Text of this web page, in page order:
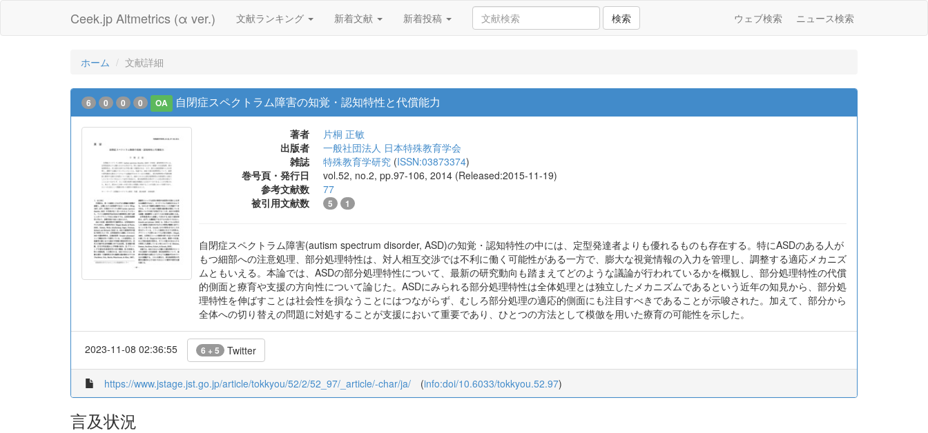
Ceek.jp Altmetrics (α ver.) 文献ランキング 新着文献 新着投稿 検索 ウェブ検索 ニュース検索
ホーム 文献詳細
6 0 0 0 OA 自閉症スペクトラム障害の知覚・認知特性と代償能力
著者
片桐 正敏
出版者
一般社団法人 日本特殊教育学会
雑誌
特殊教育学研究 (ISSN:03873374)
巻号頁・発行日
vol.52, no.2, pp.97-106, 2014 (Released:2015-11-19)
参考文献数
77
被引用文献数
5 1
自閉症スペクトラム障害(autism spectrum disorder, ASD)の知覚・認知特性の中には、定型発達者よりも優れるものも存在する。特にASDのある人が
もつ細部への注意処理、部分処理特性は、対人相互交渉では不利に働く可能性がある一方で、膨大な視覚情報の入力を管理し、調整する適応メカニズ
ムともいえる。本論では、ASDの部分処理特性について、最新の研究動向も踏まえてどのような議論が行われているかを概観し、部分処理特性の代償
的側面と療育や支援の方向性について論じた。ASDにみられる部分処理特性は全体処理とは独立したメカニズムであるという近年の知見から、部分処
理特性を伸ばすことは社会性を損なうことにはつながらず、むしろ部分処理の適応的側面にも注目すべきであることが示唆された。加えて、部分から
全体への切り替えの問題に対処することが支援において重要であり、ひとつの方法として模倣を用いた療育の可能性を示した。
2023-11-08 02:36:55 6 + 5 Twitter
https://www.jstage.jst.go.jp/article/tokkyou/52/2/52_97/_article/-char/ja/ (info:doi/10.6033/tokkyou.52.97)
言及状況